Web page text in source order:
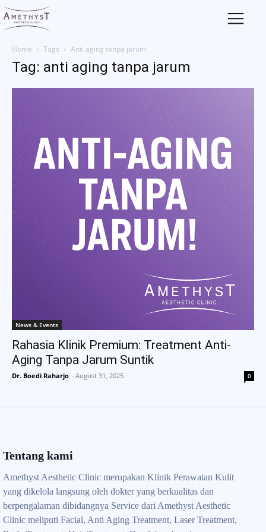
Home Tags Anti aging tanpa jarum
Tag: anti aging tanpa jarum
News & Events
Rahasia Klinik Premium: Treatment Anti-
Aging Tanpa Jarum Suntik
Dr. Boedi Raharjo - August 31, 2025 0
Tentang kami
Amethyst Aesthetic Clinic merupakan Klinik Perawatan Kulit
yang dikelola langsung oleh dokter yang berkualitas dan
berpengalaman dibidangnya Service dari Amethyst Aesthetic
Clinic meliputi Facial, Anti Aging Treatment, Laser Treatment,